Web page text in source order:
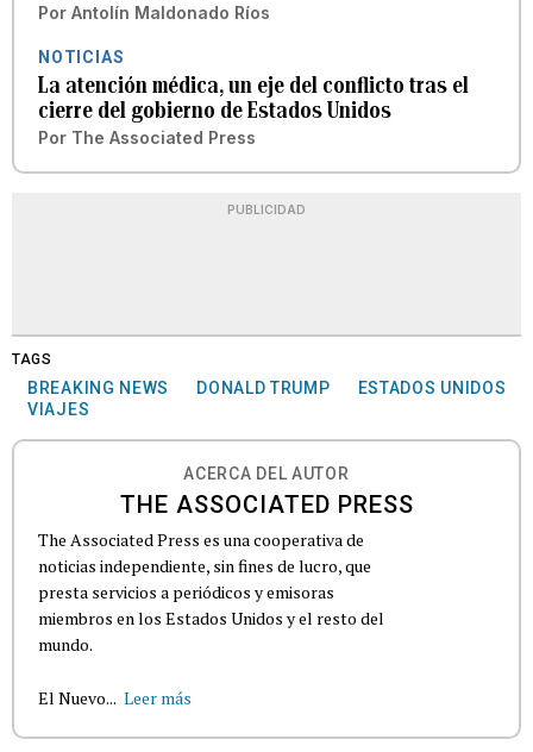
Por Antolín Maldonado Ríos
NOTICIAS
La atención médica, un eje del conflicto tras el
cierre del gobierno de Estados Unidos
Por The Associated Press
PUBLICIDAD
TAGS
BREAKING NEWS DONALD TRUMP
ESTADOS UNIDOS
VIAJES
ACERCA DEL AUTOR
THE ASSOCIATED PRESS
The Associated Press es una cooperativa de
noticias independiente, sin fines de lucro, que
presta servicios a periódicos y emisoras
miembros en los Estados Unidos y el resto del
mundo.
El Nuevo... Leer más